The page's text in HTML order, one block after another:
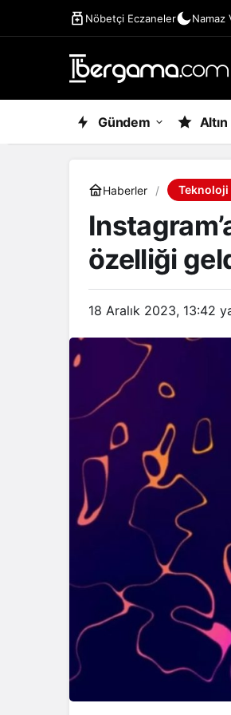
Nöbetçi Eczaneler Namaz
Gündem Altın
Haberler Teknoloji
özelliği
18 Aralık 2023, 13:42